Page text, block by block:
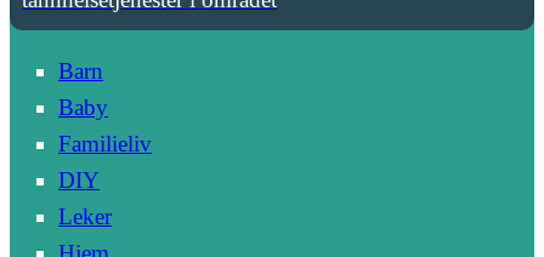
Barn
Baby
Familieliv
DIY
Leker